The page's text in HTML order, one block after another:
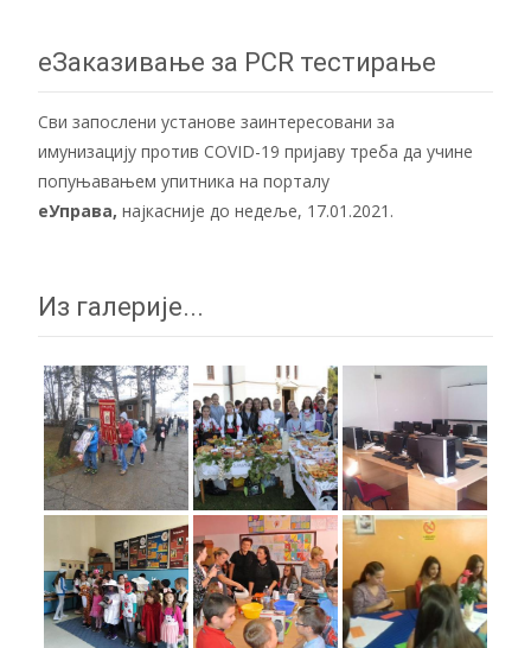
еЗаказивање за PCR тестирање
Сви запослени установе заинтересовани за
имунизацију против COVID-19 пријаву треба да учине
попуњавањем упитника на порталу
еУправа, најкасније до недеље, 17.01.2021.
Из галерије...